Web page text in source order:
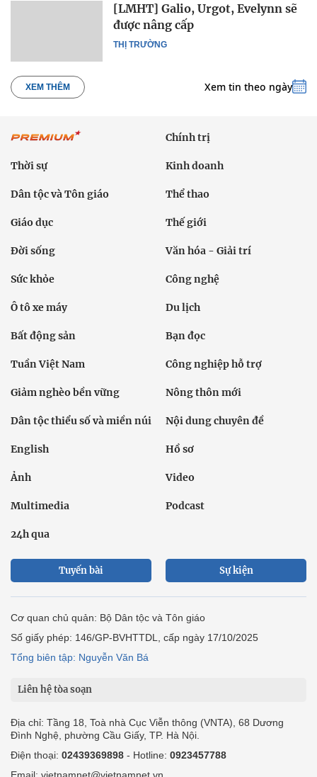
THỊ TRƯỜNG
[LMHT] Galio, Urgot, Evelynn sẽ
được nâng cấp
XEM THÊM Xem tin theo ngày
Chính trị
Thời sự Kinh doanh
Dân tộc và Tôn giáo Thể thao
Giáo dục Thế giới
Đời sống Văn hóa - Giải trí
Sức khỏe Công nghệ
Ô tô xe máy Du lịch
Bất động sản Bạn đọc
Tuần Việt Nam Công nghiệp hỗ trợ
Giảm nghèo bền vững Nông thôn mới
Dân tộc thiểu số và miền núi Nội dung chuyên đề
English Hồ sơ
Ảnh Video
Multimedia Podcast
24h qua
Tuyến bài Sự kiện
Cơ quan chủ quản: Bộ Dân tộc và Tôn giáo
Số giấy phép: 146/GP-BVHTTDL, cấp ngày 17/10/2025
Tổng biên tập: Nguyễn Văn Bá
Liên hệ tòa soạn
Địa chỉ: Tầng 18, Toà nhà Cục Viễn thông (VNTA), 68 Dương
Đình Nghệ, phường Cầu Giấy, TP. Hà Nội.
Điện thoại: 02439369898 - Hotline: 0923457788